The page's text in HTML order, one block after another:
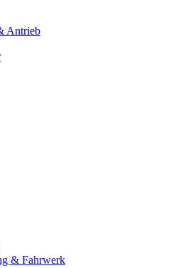
Antrieb
& Fahrwerk